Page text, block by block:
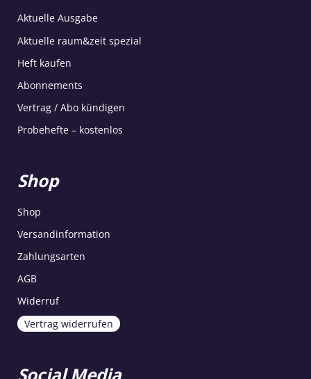
Aktuelle Ausgabe
Aktuelle raum&zeit spezial
Heft kaufen
Abonnements
Vertrag / Abo kündigen
Probehefte – kostenlos
Shop
Shop
Versandinformation
Zahlungsarten
AGB
Widerruf
Vertrag widerrufen
Social Media